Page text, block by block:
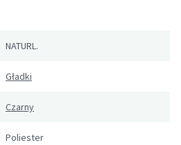
NATURL.
Gładki
Czarny
Poliester